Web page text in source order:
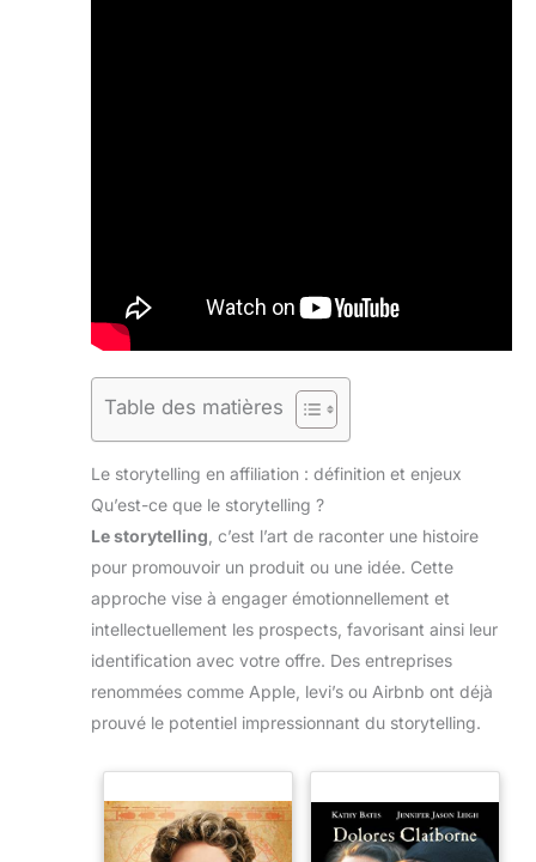
Table des matières
Le storytelling en affiliation : définition et enjeux
Qu’est-ce que le storytelling ?
Le storytelling , c’est l’art de raconter une histoire
pour promouvoir un produit ou une idée. Cette
approche vise à engager émotionnellement et
intellectuellement les prospects, favorisant ainsi leur
identification avec votre offre. Des entreprises
renommées comme Apple, levi’s ou Airbnb ont déjà
prouvé le potentiel impressionnant du storytelling.